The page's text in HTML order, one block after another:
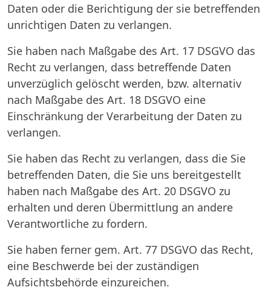
Daten oder die Berichtigung der sie betreffenden
unrichtigen Daten zu verlangen.
Sie haben nach Maßgabe des Art. 17 DSGVO das
Recht zu verlangen, dass betreffende Daten
unverzüglich gelöscht werden, bzw. alternativ
nach Maßgabe des Art. 18 DSGVO eine
Einschränkung der Verarbeitung der Daten zu
verlangen.
Sie haben das Recht zu verlangen, dass die Sie
betreffenden Daten, die Sie uns bereitgestellt
haben nach Maßgabe des Art. 20 DSGVO zu
erhalten und deren Übermittlung an andere
Verantwortliche zu fordern.
Sie haben ferner gem. Art. 77 DSGVO das Recht,
eine Beschwerde bei der zuständigen
Aufsichtsbehörde einzureichen.